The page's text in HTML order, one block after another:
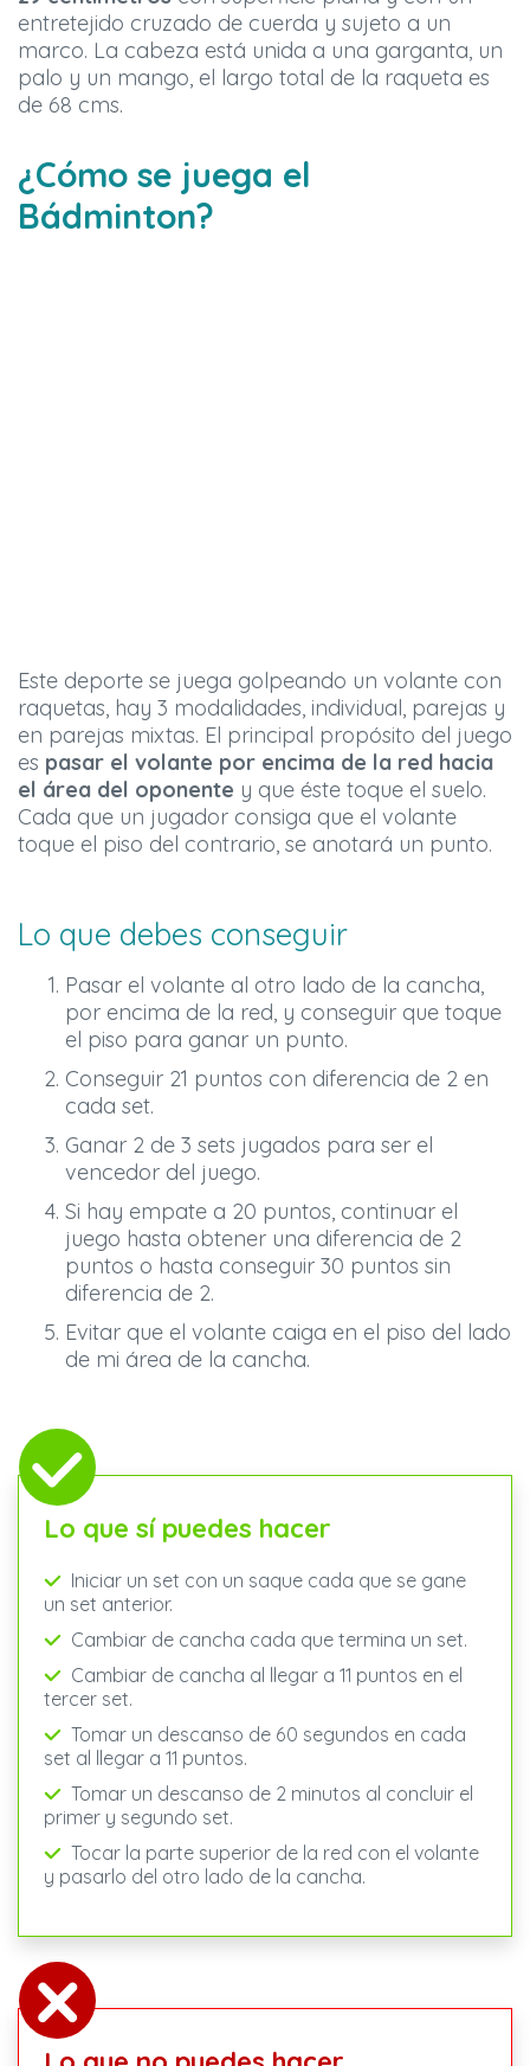
entretejido cruzado de cuerda y sujeto a un
marco. La cabeza está unida a una garganta, un
palo y un mango, el largo total de la raqueta es
de 68 cms.
¿Cómo se juega el
Bádminton?
Este deporte se juega golpeando un volante con
raquetas, hay 3 modalidades, individual, parejas y
en parejas mixtas. El principal propósito del juego
es pasar el volante por encima de la red hacia
el área del oponente y que éste toque el suelo.
Cada que un jugador consiga que el volante
toque el piso del contrario, se anotará un punto.
Lo que debes conseguir
Pasar el volante al otro lado de la cancha,
por encima de la red, y conseguir que toque
el piso para ganar un punto.
Conseguir 21 puntos con diferencia de 2 en
cada set.
Ganar 2 de 3 sets jugados para ser el
vencedor del juego.
Si hay empate a 20 puntos, continuar el
juego hasta obtener una diferencia de 2
puntos o hasta conseguir 30 puntos sin
diferencia de 2.
Evitar que el volante caiga en el piso del lado
de mi área de la cancha.
Lo que sí puedes hacer
Iniciar un set con un saque cada que se gane
un set anterior.
Cambiar de cancha cada que termina un set.
Cambiar de cancha al llegar a 11 puntos en el
tercer set.
Tomar un descanso de 60 segundos en cada
set al llegar a 11 puntos.
Tomar un descanso de 2 minutos al concluir el
primer y segundo set.
Tocar la parte superior de la red con el volante
y pasarlo del otro lado de la cancha.